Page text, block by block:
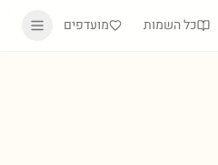
כל השמות מועדפים